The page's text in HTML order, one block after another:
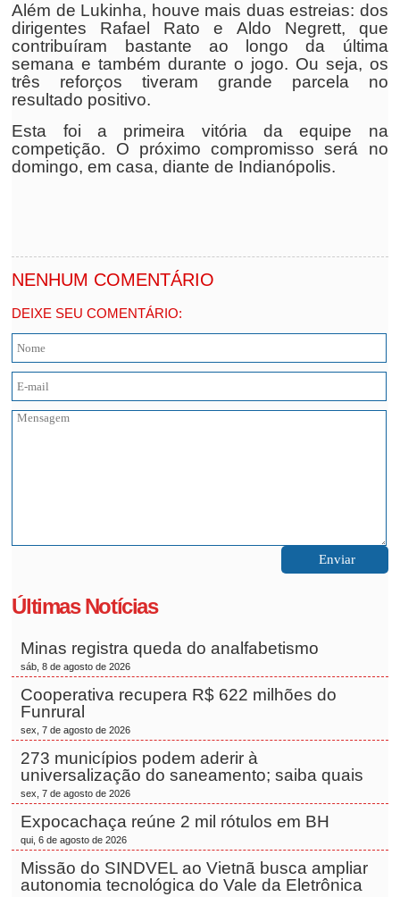
Além de Lukinha, houve mais duas estreias: dos
dirigentes Rafael Rato e Aldo Negrett, que
contribuíram bastante ao longo da última
semana e também durante o jogo. Ou seja, os
três reforços tiveram grande parcela no
resultado positivo.
Esta foi a primeira vitória da equipe na
competição. O próximo compromisso será no
domingo, em casa, diante de Indianópolis.
NENHUM COMENTÁRIO
DEIXE SEU COMENTÁRIO:
Últimas Notícias
Minas registra queda do analfabetismo
sáb, 8 de agosto de 2026
Cooperativa recupera R$ 622 milhões do
Funrural
sex, 7 de agosto de 2026
273 municípios podem aderir à
universalização do saneamento; saiba quais
sex, 7 de agosto de 2026
Expocachaça reúne 2 mil rótulos em BH
qui, 6 de agosto de 2026
Missão do SINDVEL ao Vietnã busca ampliar
autonomia tecnológica do Vale da Eletrônica